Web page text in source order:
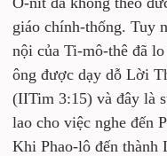
giáo chính-thống. Tuy
nội của Ti-mô-thê đã
ông được dạy dỗ Lời
(IITim 3:15) và đây là
lao cho việc nghe đến
Khi Phao-lô đến thành